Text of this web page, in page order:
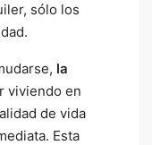
sólo los
la
viviendo en
de vida
Esta